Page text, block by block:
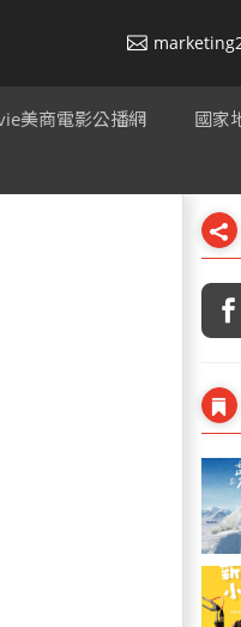
美商電影公播網 國家